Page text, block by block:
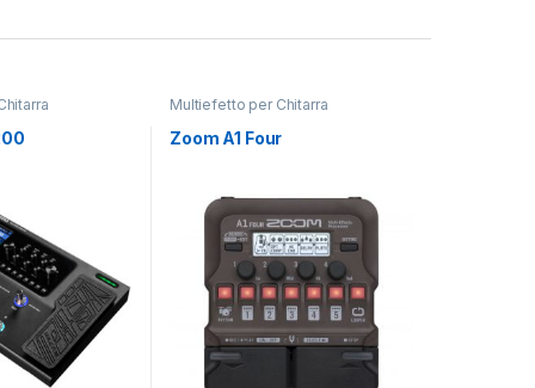
Multiefetto per Chitarra
Zoom A1 Four